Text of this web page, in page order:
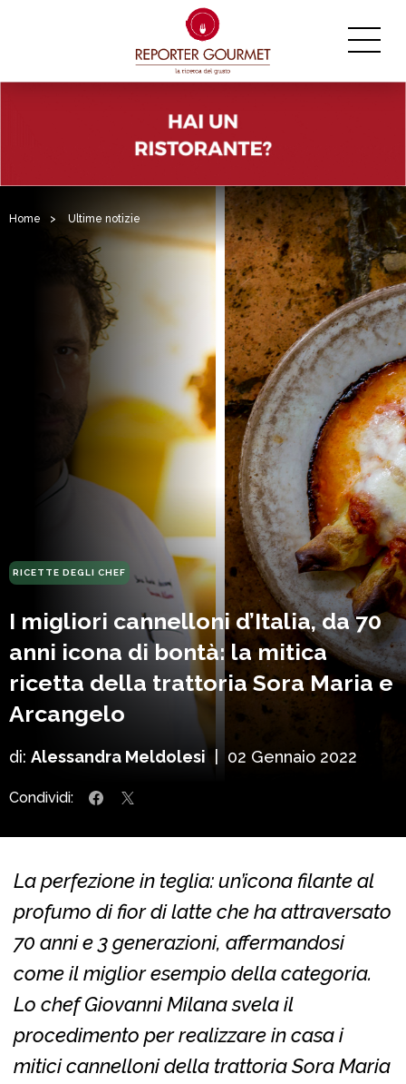
Home > Ultime notizie
RICETTE DEGLI CHEF
I migliori cannelloni d’Italia, da 70
anni icona di bontà: la mitica
ricetta della trattoria Sora Maria e
Arcangelo
di: Alessandra Meldolesi 02 Gennaio 2022
Condividi:
La perfezione in teglia: un’icona filante al
profumo di fior di latte che ha attraversato
70 anni e 3 generazioni, affermandosi
come il miglior esempio della categoria.
Lo chef Giovanni Milana svela il
procedimento per realizzare in casa i
mitici cannelloni della trattoria Sora Maria